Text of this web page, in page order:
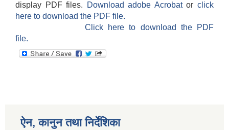
display PDF files.
Download adobe Acrobatorclick
here to download the PDF file.
Click here to download the PDF
file.
ऐन, कानुन तथा निर्देशिका